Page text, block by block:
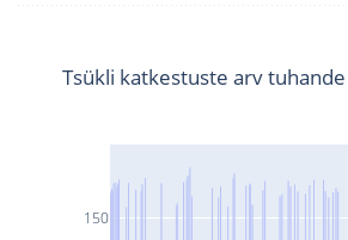
150
Tsükli katkestuste arv